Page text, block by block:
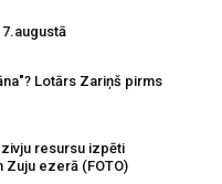
Lotārs Zariņš pirms
zivju resursu izpēti
Zuju ezerā (FOTO)